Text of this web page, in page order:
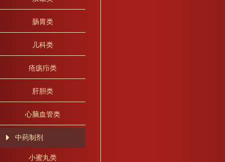
肠胃类
儿科类
疮疡疖类
肝胆类
心脑血管类
中药制剂
小蜜丸类